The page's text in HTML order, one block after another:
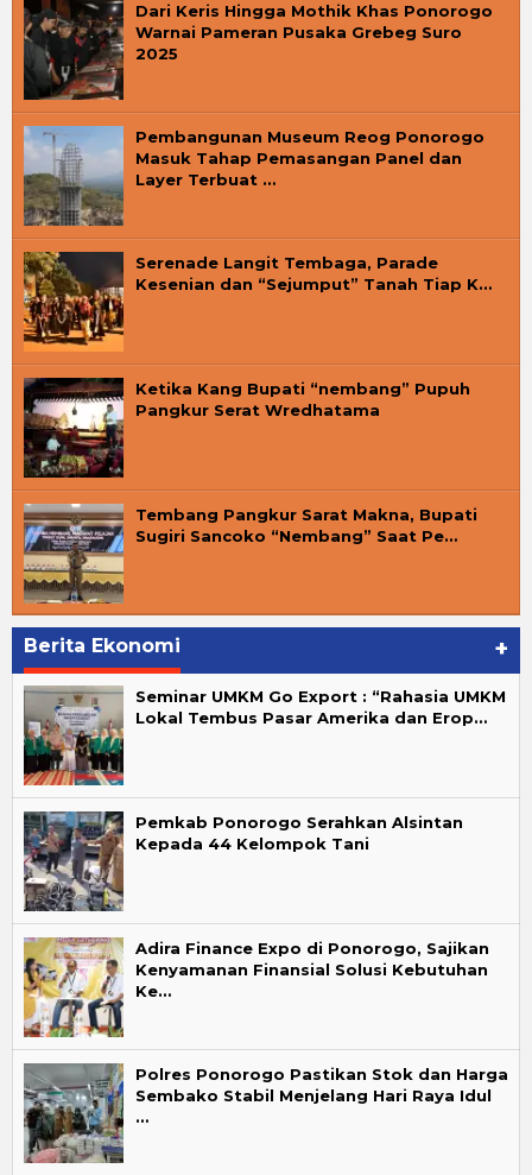
Dari Keris Hingga Mothik Khas Ponorogo
Warnai Pameran Pusaka Grebeg Suro
2025
Pembangunan Museum Reog Ponorogo
Masuk Tahap Pemasangan Panel dan
Layer Terbuat …
Serenade Langit Tembaga, Parade
Kesenian dan “Sejumput” Tanah Tiap K…
Ketika Kang Bupati “nembang” Pupuh
Pangkur Serat Wredhatama
Tembang Pangkur Sarat Makna, Bupati
Sugiri Sancoko “Nembang” Saat Pe…
Berita Ekonomi +
Seminar UMKM Go Export : “Rahasia UMKM
Lokal Tembus Pasar Amerika dan Erop…
Pemkab Ponorogo Serahkan Alsintan
Kepada 44 Kelompok Tani
Adira Finance Expo di Ponorogo, Sajikan
Kenyamanan Finansial Solusi Kebutuhan
Ke…
Polres Ponorogo Pastikan Stok dan Harga
Sembako Stabil Menjelang Hari Raya Idul
…